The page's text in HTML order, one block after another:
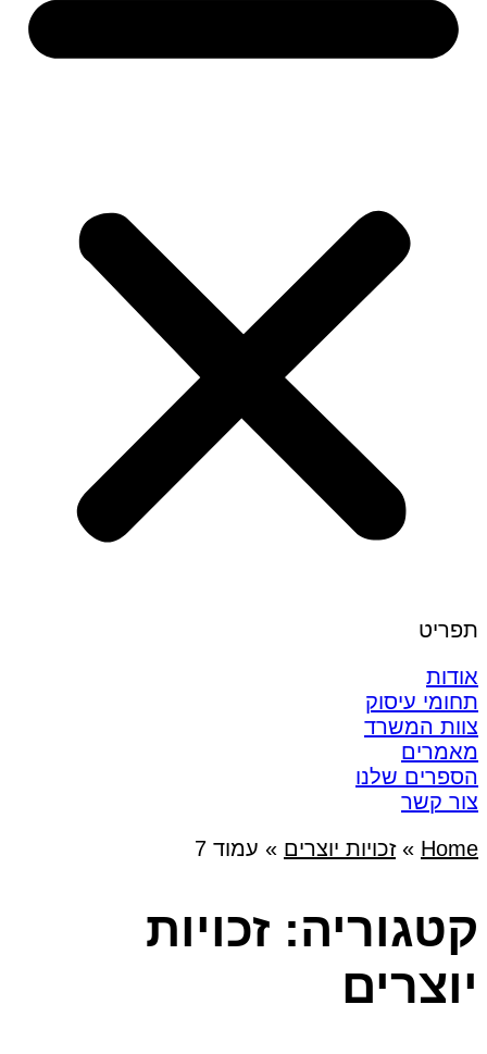
תפריט
אודות
תחומי עיסוק
צוות המשרד
מאמרים
הספרים שלנו
צור קשר
Home
»זכויות יוצרים » עמוד 7
קטגוריה: זכויות
יוצרים